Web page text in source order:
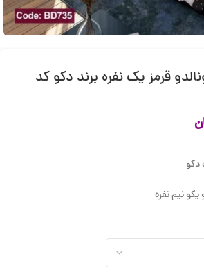
قرمز یک نفره برند دکو کد
نیم نفره